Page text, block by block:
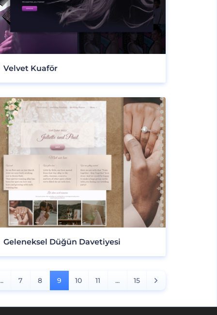
Velvet Kuaför
Geleneksel Düğün Davetiyesi
7 8 9 10 11 ... 15